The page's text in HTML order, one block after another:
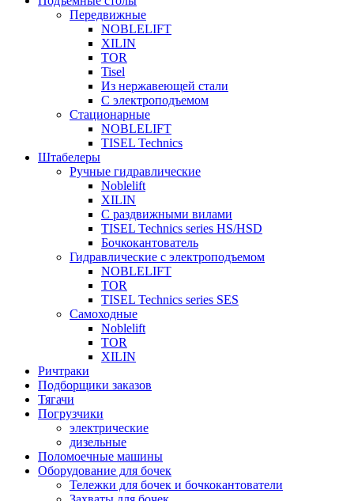
Передвижные
NOBLELIFT
XILIN
TOR
Tisel
Из нержавеющей стали
С электроподъемом
Стационарные
NOBLELIFT
TISEL Technics
Штабелеры
Ручные гидравлические
Noblelift
XILIN
С раздвижными вилами
TISEL Technics series HS/HSD
Бочкокантователь
Гидравлические с электроподъемом
NOBLELIFT
TOR
TISEL Technics series SES
Самоходные
Noblelift
TOR
XILIN
Ричтраки
Подборщики заказов
Тягачи
Погрузчики
электрические
дизельные
Поломоечные машины
Оборудование для бочек
Тележки для бочек и бочкокантователи